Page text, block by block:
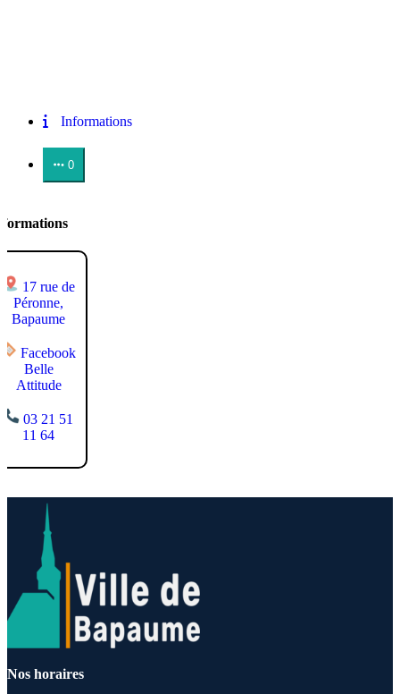
Informations
0
17 rue de
Péronne,
Bapaume
Facebook
Belle
Attitude
03 21 51
11 64
Nos horaires